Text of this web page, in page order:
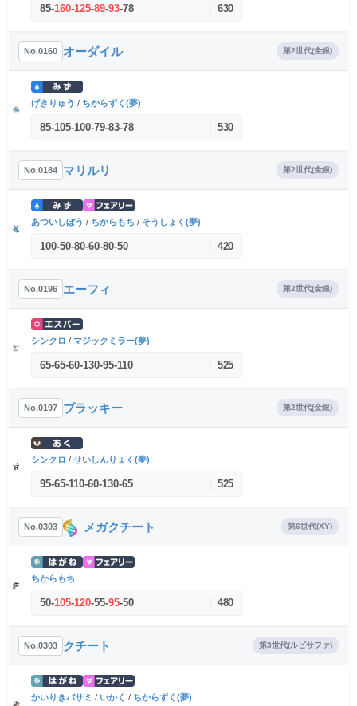
85-160-125-89-93-78 | 630
No.0160 オーダイル 第2世代(金銀)
げきりゅう / ちからずく(夢)
85-105-100-79-83-78 | 530
No.0184 マリルリ 第2世代(金銀)
あついしぼう / ちからもち / そうしょく(夢)
100-50-80-60-80-50 | 420
No.0196 エーフィ 第2世代(金銀)
シンクロ / マジックミラー(夢)
65-65-60-130-95-110 | 525
No.0197 ブラッキー 第2世代(金銀)
シンクロ / せいしんりょく(夢)
95-65-110-60-130-65 | 525
No.0303 メガクチート 第6世代(XY)
ちからもち
50-105-120-55-95-50 | 480
No.0303 クチート 第3世代(ルビサファ)
かいりきバサミ / いかく / ちからずく(夢)